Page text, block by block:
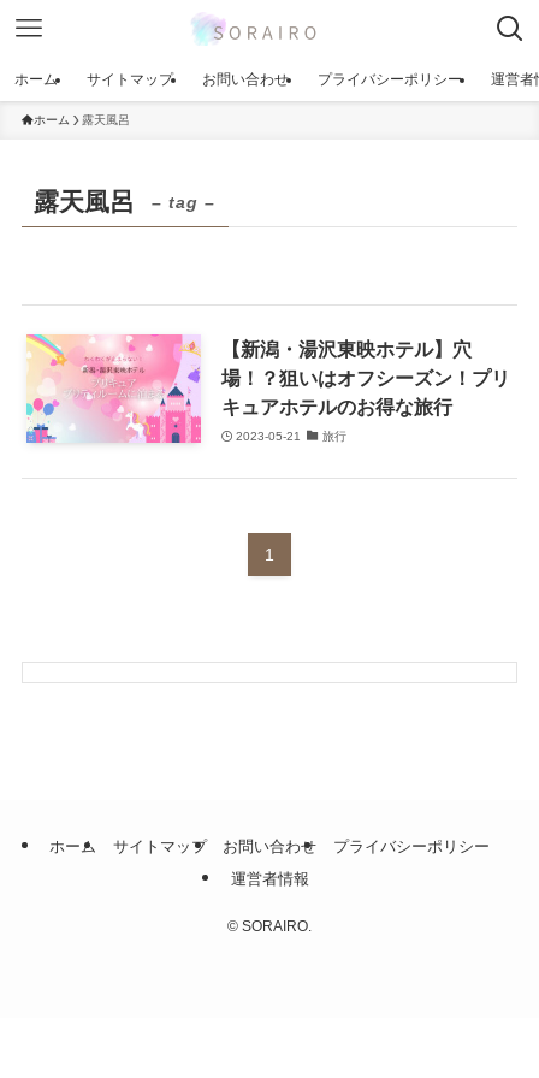
ホーム サイトマップ お問い合わせ プライバシーポリシー 運営者
ホーム 露天風呂
露天風呂 – tag –
【新潟・湯沢東映ホテル】穴
場！？狙いはオフシーズン！プリ
キュアホテルのお得な旅行
2023-05-21 旅行
1
ホーム サイトマップ お問い合わせ
プライバシーポリシー
運営者情報
© SORAIRO.